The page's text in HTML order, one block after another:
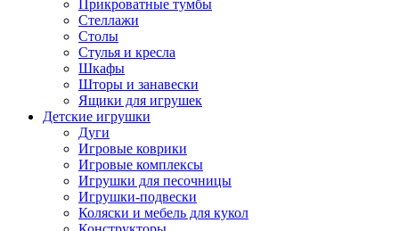
Прикроватные тумбы
Стеллажи
Столы
Стулья и кресла
Шкафы
Шторы и занавески
Ящики для игрушек
Детские игрушки
Дуги
Игровые коврики
Игровые комплексы
Игрушки для песочницы
Игрушки-подвески
Коляски и мебель для кукол